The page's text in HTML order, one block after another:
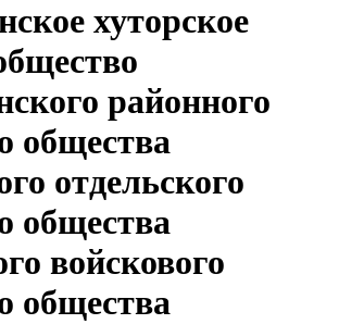
хуторское
районного
общества
отдельского
общества
войскового
общества